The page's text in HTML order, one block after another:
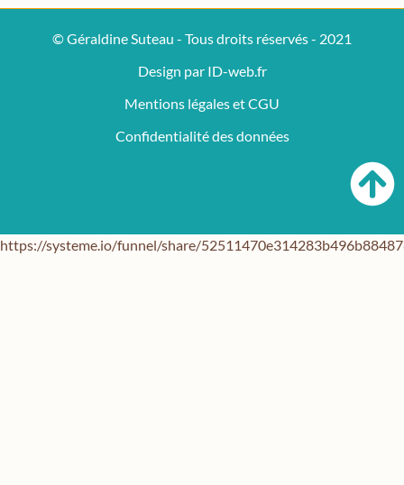
© Géraldine Suteau - Tous droits réservés - 2021
Design par ID-web.fr
Mentions légales et CGU
Confidentialité des données
https://systeme.io/funnel/share/